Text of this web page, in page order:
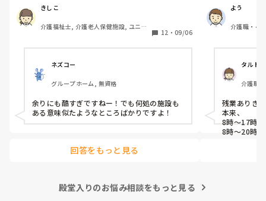
足りないのに業務に入らない、すぐに他の人
の言いなりになり、リーダーで決めたことを
覆す、人手が足りないのに、キチンと休みは
入れ、夜勤はやりたくないと、、、職員の悪
口を言い、ウワサ話しを本気にする、、、そ
して、今まで出していた残業代を出さないと
言い出し、残業の用紙を書き換えろと、、、
職員のストレスもすごいが、利用者もこれは
精神科？って利用者ばかりを入れる。一晩中
徘徊、放尿、便失禁、暴言、暴力、コール頻
回、フラつきが強く見守りが必要、、、こん
だ？と。ハッキリ言って、いつ事故が起きて
ゃないか？とウワサをたてられ、その人のせ
きしこ
介護福祉士, 介護老人保健施設, ユニッ
12 ・ 09/06
ネズコー
グループホーム, 無資格
余りにも酷すぎですねー！でも何処の施設も
ある意味似たようなところばかりですよ！
回答をもっと見る
まだ、職員を
た…
これじゃ、現
よう
介護職・ヘ
タルト
介護職
残業ありき
本来、
8時〜17時
8時〜20時
殿堂入りのお悩み相談をもっと見る